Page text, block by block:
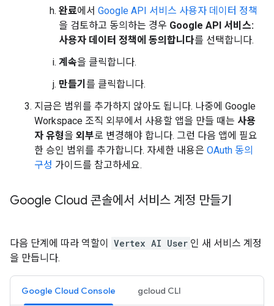
완료에서 Google API 서비스 사용자 데이터 정책
을 검토하고 동의하는 경우 Google API 서비스:
사용자 데이터 정책에 동의합니다를 선택합니다.
계속을 클릭합니다.
만들기 를 클릭합니다.
지금은 범위를 추가하지 않아도 됩니다. 나중에 Google
Workspace 조직 외부에서 사용할 앱을 만들 때는 사용
자 유형을 외부로 변경해야 합니다. 그런 다음 앱에 필요
한 승인 범위를 추가합니다. 자세한 내용은 OAuth 동의
구성 가이드를 참고하세요.
Google Cloud 콘솔에서 서비스 계정 만들기
다음 단계에 따라 역할이 Vertex AI User 인 새 서비스 계정
을 만듭니다.
Google Cloud Console gcloud CLI